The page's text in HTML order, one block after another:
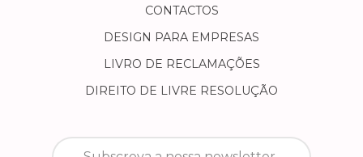
CONTACTOS
DESIGN PARA EMPRESAS
LIVRO DE RECLAMAÇÕES
DIREITO DE LIVRE RESOLUÇÃO